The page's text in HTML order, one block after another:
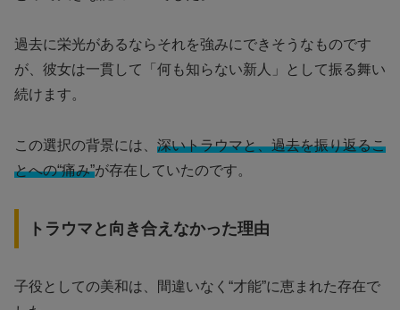
過去に栄光があるならそれを強みにできそうなものです
が、彼女は一貫して「何も知らない新人」として振る舞い
続けます。
この選択の背景には、 深いトラウマと、過去を振り返るこ
とへの“痛み”が存在していたのです。
トラウマと向き合えなかった理由
子役としての美和は、間違いなく“才能”に恵まれた存在で